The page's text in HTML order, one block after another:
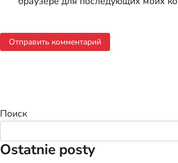
Поиск
Ostatnie posty